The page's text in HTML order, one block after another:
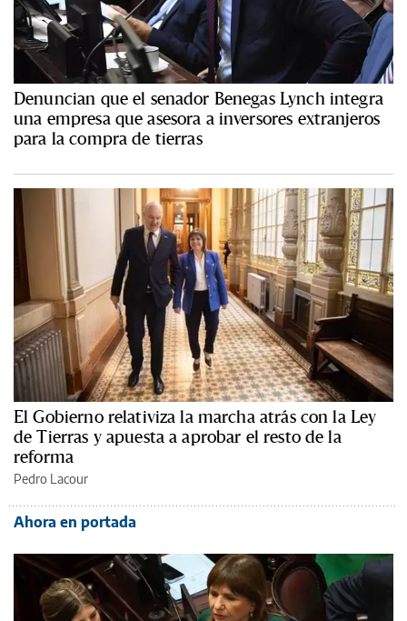
Denuncian que el senador Benegas Lynch integra
una empresa que asesora a inversores extranjeros
para la compra de tierras
El Gobierno relativiza la marcha atrás con la Ley
de Tierras y apuesta a aprobar el resto de la
reforma
Pedro Lacour
Ahora en portada